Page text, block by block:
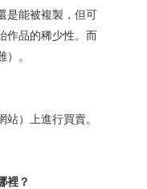
能被複製，但可
作品的稀少性。而
。
）上進行買賣。
？